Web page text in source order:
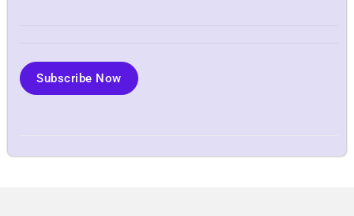
Subscribe Now